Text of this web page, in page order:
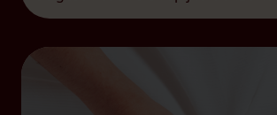
clitoris duchtig bij. Dat is helaas